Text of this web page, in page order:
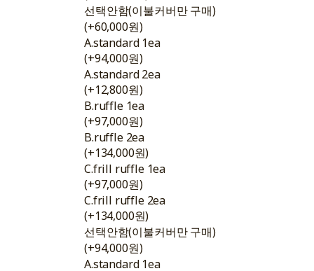
선택안함(이불커버만 구매)
(+60,000원)
A.standard 1ea
(+94,000원)
A.standard 2ea
(+12,800원)
B.ruffle 1ea
(+97,000원)
B.ruffle 2ea
(+134,000원)
C.frill ruffle 1ea
(+97,000원)
C.frill ruffle 2ea
(+134,000원)
선택안함(이불커버만 구매)
(+94,000원)
A.standard 1ea